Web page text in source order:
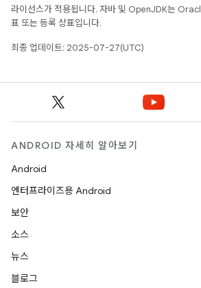
라이선스가 적용됩니다. 자바 및 OpenJDK는
표 또는 등록 상표입니다.
최종 업데이트: 2025-07-27(UTC)
ANDROID 자세히 알아보기
Android
엔터프라이즈용 Android
보안
소스
뉴스
블로그